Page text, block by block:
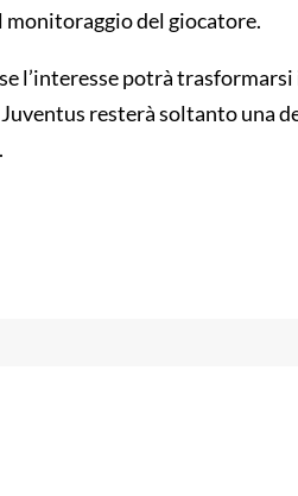
del giocatore.
l’interesse potrà
resterà soltanto una